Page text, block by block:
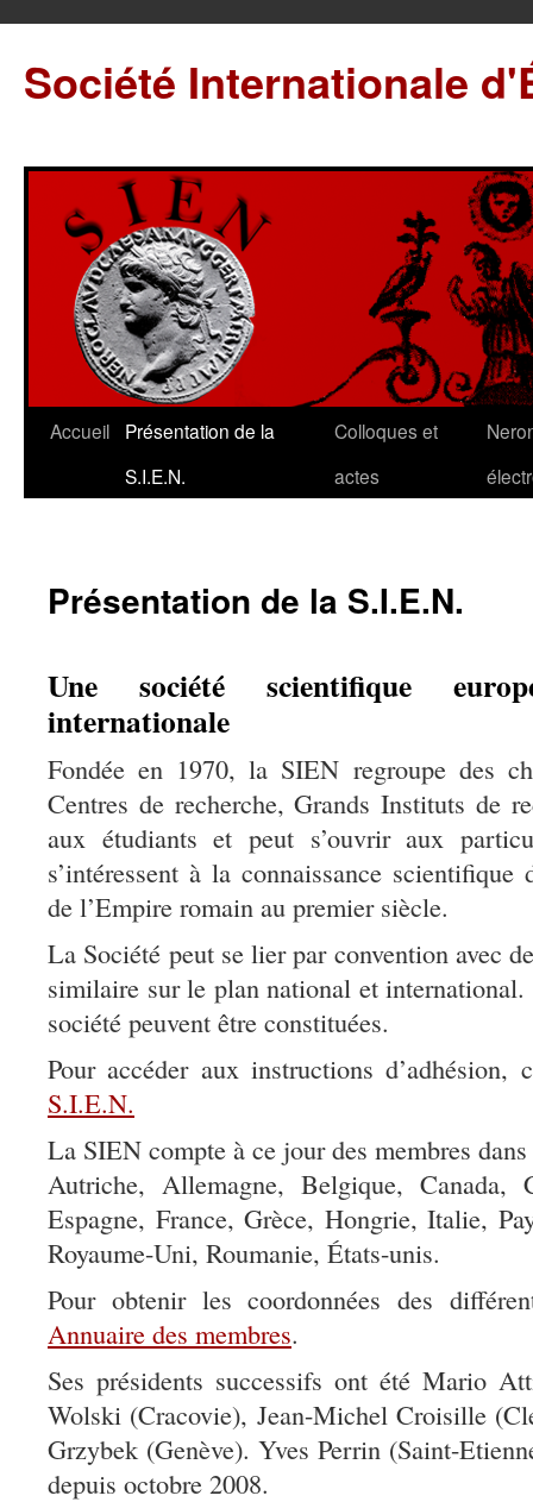
Société Internationale
Accueil
Présentation de la
S.I.E.N.
Colloques et
actes
Présentation de la S.I.E.N.
Une société scientifique
internationale
Fondée en 1970, la SIEN regroupe des
Centres de recherche, Grands Instituts de
aux étudiants et peut s’ouvrir aux
s’intéressent à la connaissance scientifique
de l’Empire romain au premier siècle.
La Société peut se lier par convention avec
similaire sur le plan national et
société peuvent être constituées.
Pour accéder aux instructions
S.I.E.N.
La SIEN compte à ce jour des membres
Autriche, Allemagne, Belgique, Canada,
Espagne, France, Grèce, Hongrie, Italie,
Royaume-Uni, Roumanie, États-unis.
Pour obtenir les coordonnées des
Annuaire des membres.
Ses présidents successifs ont été Mario
Wolski (Cracovie), Jean-Michel Croisille
Grzybek (Genève). Yves Perrin (Saint-
depuis octobre 2008.